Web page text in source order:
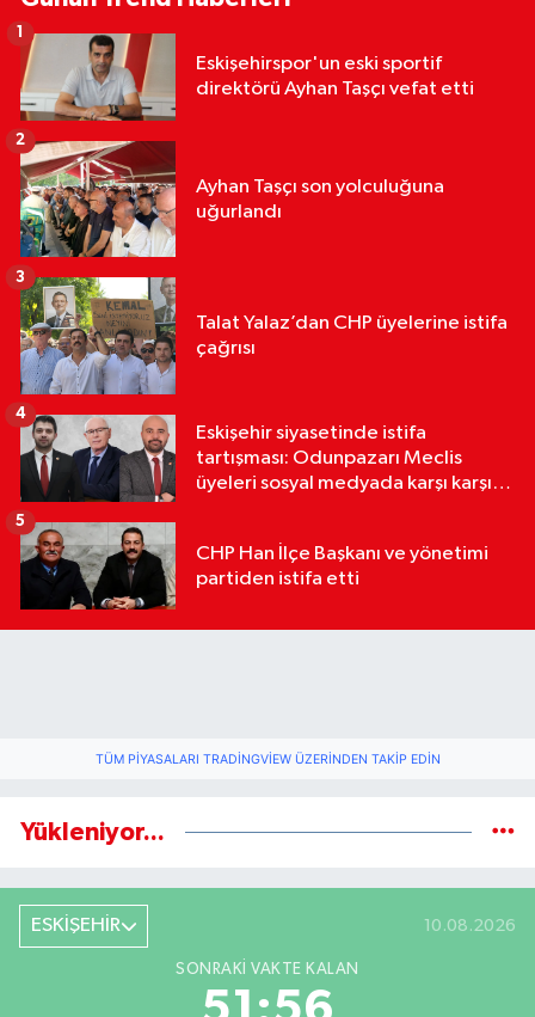
Eskişehirspor'un eski sportif
direktörü Ayhan Taşçı vefat etti
1
Ayhan Taşçı son yolculuğuna
uğurlandı
2
Talat Yalaz’dan CHP üyelerine istifa
çağrısı
3
Eskişehir siyasetinde istifa
tartışması: Odunpazarı Meclis
üyeleri sosyal medyada karşı karşıya
4
CHP Han İlçe Başkanı ve yönetimi
partiden istifa etti
5
TÜM PIYASALARI TRADINGVIEW ÜZERINDEN TAKIP EDIN
Yükleniyor...
ESKİŞEHİR 10.08.2026
SONRAKI VAKTE KALAN